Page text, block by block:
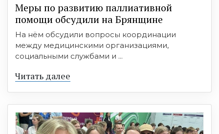
Меры по развитию паллиативной
помощи обсудили на Брянщине
На нём обсудили вопросы координации
между медицинскими организациями,
социальными службами и ...
Читать далее